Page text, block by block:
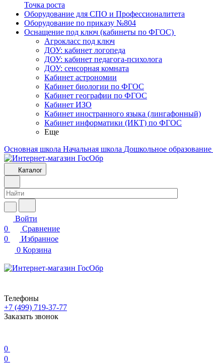
Точка роста
Оборудование для СПО и Профессионалитета
Оборудование по приказу №804
Оснащение под ключ (кабинеты по ФГОС)
Агрокласс под ключ
ДОУ: кабинет логопеда
ДОУ: кабинет педагога-психолога
ДОУ: сенсорная комната
Кабинет астрономии
Кабинет биологии по ФГОС
Кабинет географии по ФГОС
Кабинет ИЗО
Кабинет иностранного языка (лингафонный)
Кабинет информатики (ИКТ) по ФГОС
Еще
Основная школа Начальная школа Дошкольное образование
Каталог
Войти
0
Сравнение
0
Избранное
0 Корзина
Телефоны
+7 (499) 719-37-77
Заказать звонок
0
0